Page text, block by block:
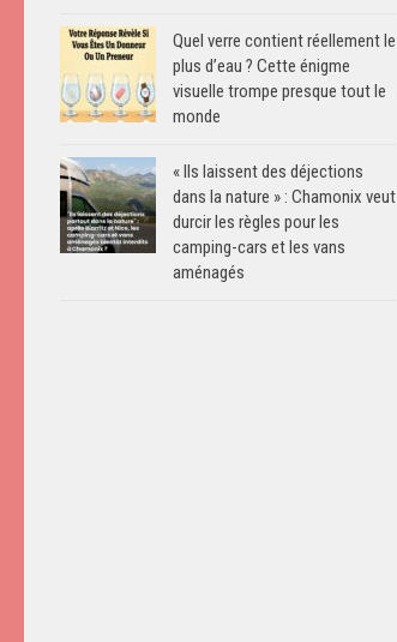
Quel verre contient réellement le
plus d’eau ? Cette énigme
visuelle trompe presque tout le
monde
« Ils laissent des déjections
dans la nature » : Chamonix veut
durcir les règles pour les
camping-cars et les vans
aménagés